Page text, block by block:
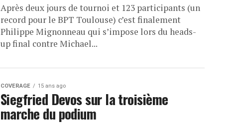
Après deux jours de tournoi et 123 participants (un
record pour le BPT Toulouse) c’est finalement
Philippe Mignonneau qui s’impose lors du heads-
up final contre Michael...
COVERAGE 15 ans ago
Siegfried Devos sur la troisième
marche du podium